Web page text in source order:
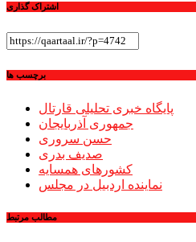
اشتراک گذاری
برچسب ها
پایگاه خبری تحلیلی قارتال
جمهوری آذربایجان
حسن سروری
صدیف بدری
کشورهای همسایه
نماینده اردبیل در مجلس
مطالب مرتبط